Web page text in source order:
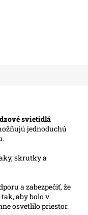
svietidlá
jednoduchú
skrutky a
a zabezpečiť, že
aby bolo v
osvetlilo priestor.